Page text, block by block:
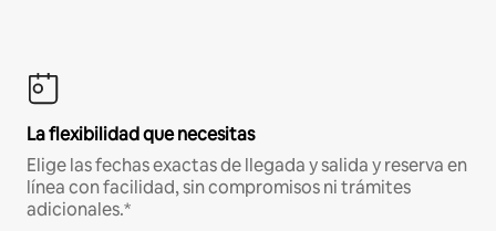
La flexibilidad que necesitas
Elige las fechas exactas de llegada y salida y reserva en
línea con facilidad, sin compromisos ni trámites
adicionales.*